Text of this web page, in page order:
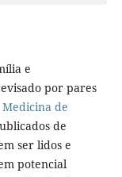
e
por pares
de
de
ser lidos e
potencial